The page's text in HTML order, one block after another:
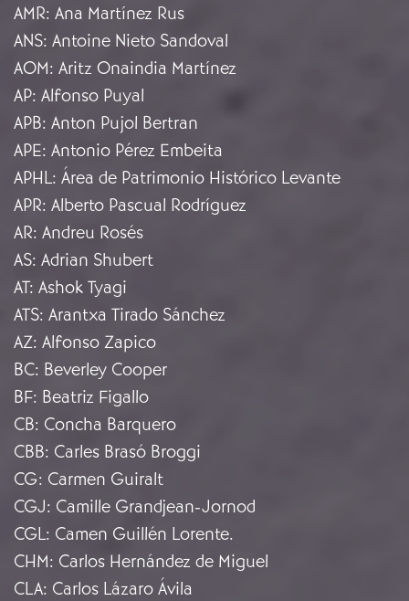
AMR: Ana Martínez Rus
ANS: Antoine Nieto Sandoval
AOM: Aritz Onaindia Martínez
AP: Alfonso Puyal
APB: Anton Pujol Bertran
APE: Antonio Pérez Embeita
APHL: Área de Patrimonio Histórico Levante
APR: Alberto Pascual Rodríguez
AR: Andreu Rosés
AS: Adrian Shubert
AT: Ashok Tyagi
ATS: Arantxa Tirado Sánchez
AZ: Alfonso Zapico
BC: Beverley Cooper
BF: Beatriz Figallo
CB: Concha Barquero
CBB: Carles Brasó Broggi
CG: Carmen Guiralt
CGJ: Camille Grandjean-Jornod
CGL: Camen Guillén Lorente.
CHM: Carlos Hernández de Miguel
CLA: Carlos Lázaro Ávila